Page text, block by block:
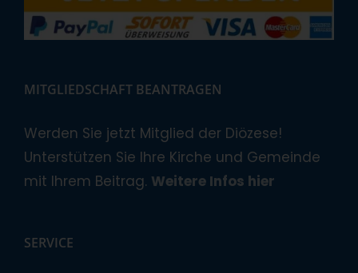
MITGLIEDSCHAFT BEANTRAGEN
Werden Sie jetzt Mitglied der Diözese!
Unterstützen Sie Ihre Kirche und Gemeinde
mit Ihrem Beitrag. Weitere Infos hier
SERVICE